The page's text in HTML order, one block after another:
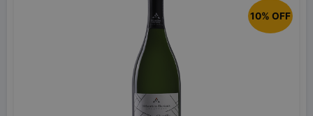
10% OFF